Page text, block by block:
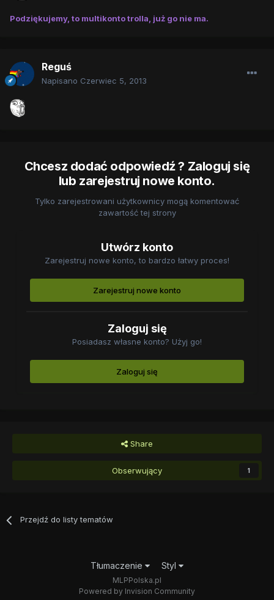
Podziękujemy, to multikonto trolla, już go nie ma.
Reguś
Napisano Czerwiec 5, 2013
Chcesz dodać odpowiedź ? Zaloguj się
lub zarejestruj nowe konto.
Tylko zarejestrowani użytkownicy mogą komentować
zawartość tej strony
Utwórz konto
Zarejestruj nowe konto, to bardzo łatwy proces!
Zarejestruj nowe konto
Zaloguj się
Posiadasz własne konto? Użyj go!
Zaloguj się
Share
Obserwujący 1
Przejdź do listy tematów
Tłumaczenie Styl
MLPPolska.pl
Powered by Invision Community